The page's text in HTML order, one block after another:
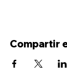
Compartir